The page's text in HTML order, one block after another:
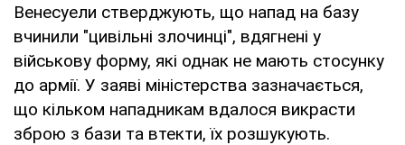
Венесуели стверджують, що напад на базу
вчинили "цивільні злочинці", вдягнені у
військову форму, які однак не мають стосунку
до армії. У заяві міністерства зазначається,
що кільком нападникам вдалося викрасти
зброю з бази та втекти, їх розшукують.